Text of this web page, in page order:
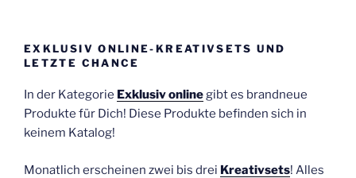
EXKLUSIV ONLINE-KREATIVSETS UND
LETZTE CHANCE
In der Kategorie Exklusiv onlinegibt es brandneue
Produkte für Dich! Diese Produkte befinden sich in
keinem Katalog!
Monatlich erscheinen zwei bis drei Kreativsets! Alles